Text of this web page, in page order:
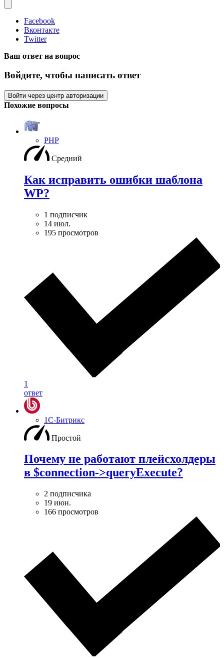
Facebook
Вконтакте
Twitter
Ваш ответ на вопрос
Войдите, чтобы написать ответ
Войти через центр авторизации
Похожие вопросы
PHP
Средний
Как исправить ошибки шаблона
WP?
1 подписчик
14 июл.
195 просмотров
1
ответ
1С-Битрикс
Простой
Почему не работают плейсхолдеры
в $connection->queryExecute?
2 подписчика
19 июн.
166 просмотров